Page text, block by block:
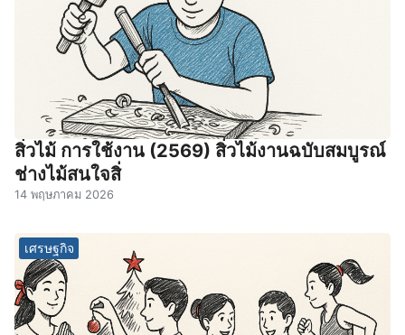
สิ่วไม้ การใช้งาน (2569) สิ่วไม้งานฉบับสมบูรณ์
ช่างไม้สนใจสิ่
14 พฤษภาคม 2026
เศรษฐกิจ